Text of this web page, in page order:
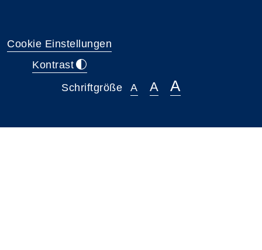
Cookie Einstellungen
Kontrast
Schriftgröße
A A A